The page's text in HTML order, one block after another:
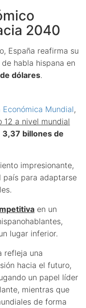
2040
España reafirma su
habla hispana en
dólares.
Económica Mundial,
12 a nivel mundial
3,37 billones de
impresionante,
país para adaptarse
en un
lugar inferior.
refleja una
hacia el futuro,
un papel líder
mientras que
de forma